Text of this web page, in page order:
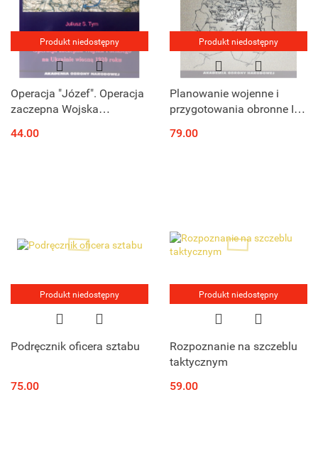
Produkt niedostępny
Operacja "Józef". Operacja
zaczepna Wojska
wiosną 1940 roku
44.00
Produkt niedostępny
Planowanie wojenne i
przygotowania obronne II
materiały
79.00
Produkt niedostępny
Podręcznik oficera sztabu
75.00
Produkt niedostępny
Rozpoznanie na szczeblu
taktycznym
59.00